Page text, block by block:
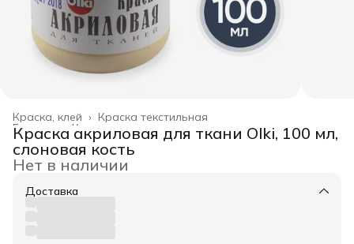
Краска текстильная
Краска, клей ›
Канцелярские товары ›
Главная ›
Краска акриловая для ткани Olki, 100 мл,
слоновая кость
Нет в наличии
Доставка